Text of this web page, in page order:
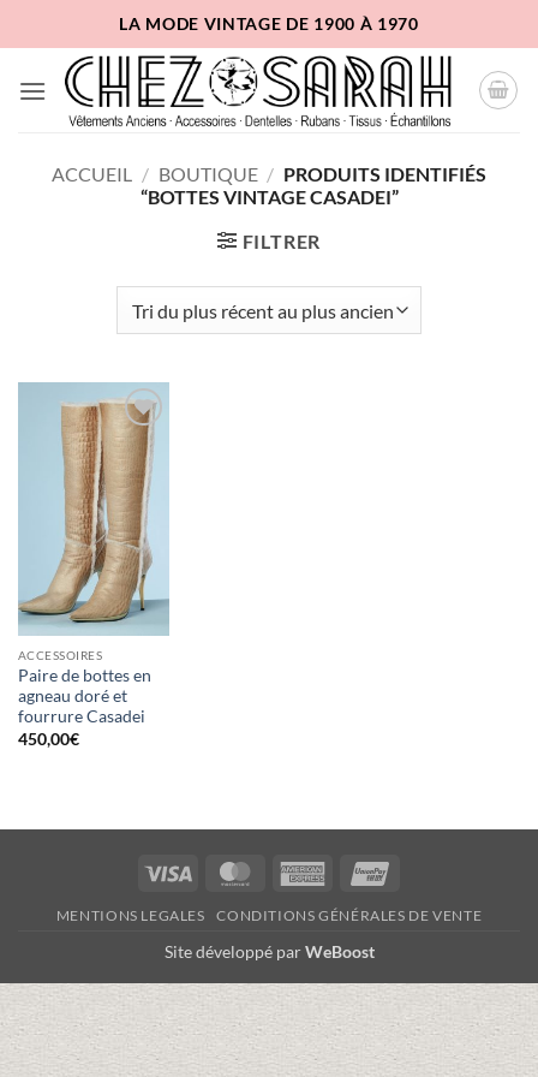
au
contenu
LA MODE VINTAGE DE 1900 À 1970
ACCUEIL / BOUTIQUE / PRODUITS IDENTIFIÉS
“BOTTES VINTAGE CASADEI”
FILTRER
Ajouter
à la liste
d'envies
ACCESSOIRES
Paire de bottes en
agneau doré et
fourrure Casadei
450,00€
Visa MasterCardAmerican
MENTIONS LEGALES CONDITIONS GÉNÉRALES DE VENTE
Site développé parWeBoost